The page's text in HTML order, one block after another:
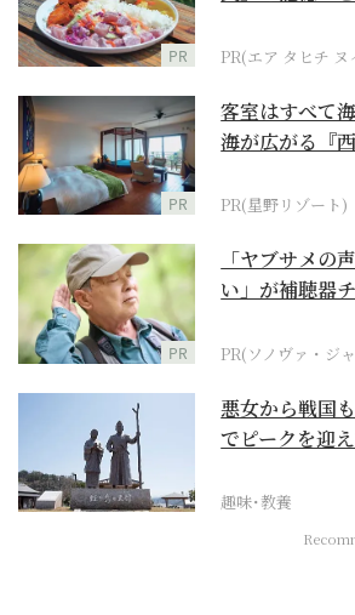
PR PR(エア タヒチ ヌ
PR
客室はすべて
海が広がる『
PR(星野リゾート)
PR
「ヤブサメの
い」が補聴器
PR(ソノヴァ・ジ
悪女から戦国
でピークを迎
趣味･教養